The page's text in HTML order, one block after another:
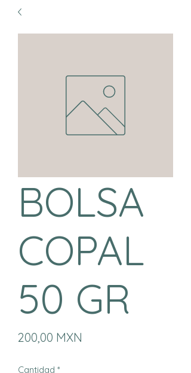
BOLSA
COPAL
50 GR
200,00 MXN
Cantidad *